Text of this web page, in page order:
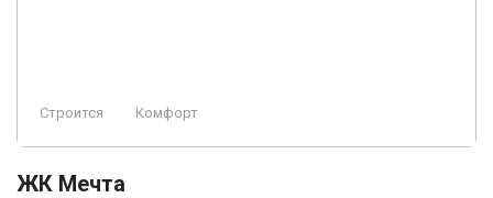
Строится Комфорт
ЖК Мечта